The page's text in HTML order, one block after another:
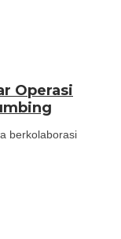
Operasi
berkolaborasi